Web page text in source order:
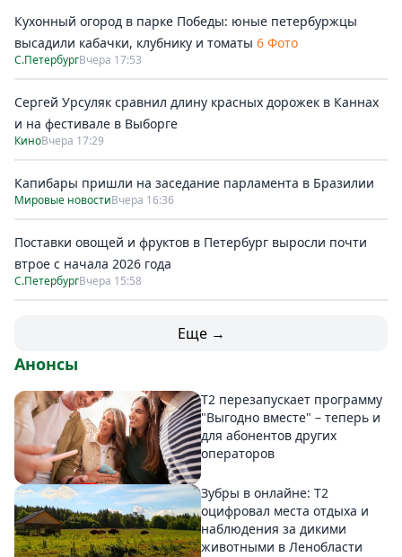
Кухонный огород в парке Победы: юные петербуржцы
высадили кабачки, клубнику и томаты 6 Фото
С.ПетербургВчера 17:53
Сергей Урсуляк сравнил длину красных дорожек в Каннах
и на фестивале в Выборге
КиноВчера 17:29
Капибары пришли на заседание парламента в Бразилии
Мировые новостиВчера 16:36
Поставки овощей и фруктов в Петербург выросли почти
втрое с начала 2026 года
С.ПетербургВчера 15:58
Еще →
Анонсы
Т2 перезапускает программу
"Выгодно вместе" – теперь и
для абонентов других
операторов
Зубры в онлайне: Т2
оцифровал места отдыха и
наблюдения за дикими
животными в Ленобласти